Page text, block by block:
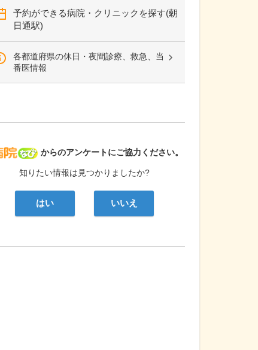
予約ができる病院・クリニックを探す(朝
日通駅)
各都道府県の休日・夜間診療、救急、当
番医情報
病院なび
からのアンケートにご協力ください。
知りたい情報は見つかりましたか?
はい いいえ